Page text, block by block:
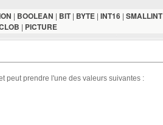
| BOOLEAN | BIT | BYTE | INT16 | SMALLINT
| PICTURE
peut prendre l'une des valeurs suivantes :